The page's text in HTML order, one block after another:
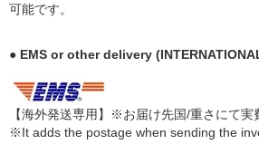
可能です。
● EMS or other delivery
【海外発送専用】※お届け先国/重さにて実
※It adds the postage when sending the